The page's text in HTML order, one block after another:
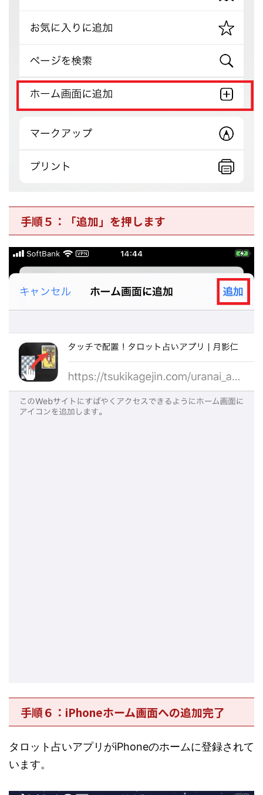
手順５：「追加」を押します
手順６：iPhoneホーム画面への追加完了
タロット占いアプリがiPhoneのホームに登録されて
います。